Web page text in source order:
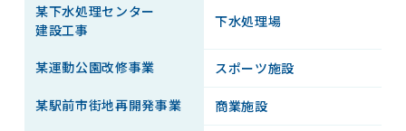
某下水処理センター
建設工事
下水処理場
某運動公園改修事業 スポーツ施設
某駅前市街地再開発事業 商業施設